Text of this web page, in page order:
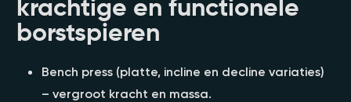
krachtige en functionele
borstspieren
Bench press (platte, incline en decline variaties)
– vergroot kracht en massa.